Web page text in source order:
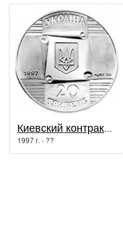
Киевский контрактовый ярмарок / Другие монеты
1997 г. - ??